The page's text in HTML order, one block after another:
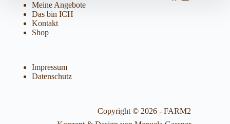
Meine Angebote
Das bin ICH
Kontakt
Shop
Impressum
Datenschutz
Copyright © 2026 - FARM2